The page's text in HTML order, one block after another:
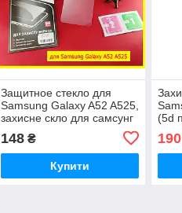
Защитное стекло для
Samsung Galaxy A52 A525,
захисне скло для самсунг
148₴
Купити
(5d
А52
190